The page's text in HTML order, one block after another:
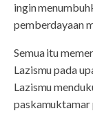
ingin
pemberdayaan
Semua itu
Lazismu pada
Lazismu
paskamuktamar